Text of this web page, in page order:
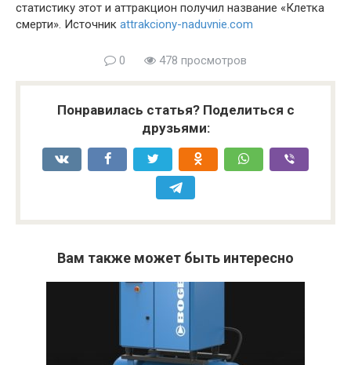
статистику этот и аттракцион получил название «Клетка
смерти». Источник attrakciony-naduvnie.com
0 478 просмотров
Понравилась статья? Поделиться с
друзьями:
Вам также может быть интересно